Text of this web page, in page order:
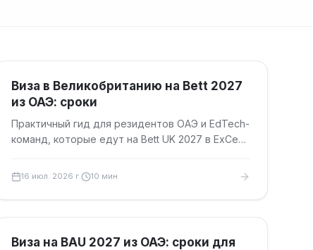
Туристические визы
Виза в Великобританию на Bett 2027
из ОАЭ: сроки
Практичный гид для резидентов ОАЭ и EdTech-
команд, которые едут на Bett UK 2027 в ExCeL
сборы и безопасный тайминг.
16 июл. 2026 г. 10 мин
Туристические визы
Виза на BAU 2027 из ОАЭ: сроки для